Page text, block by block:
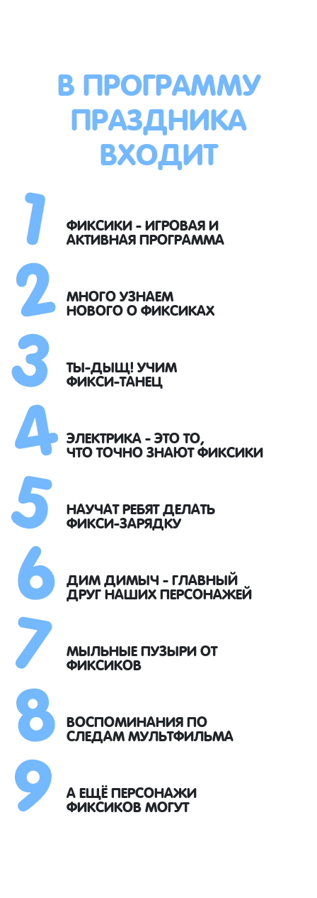
В ПРОГРАММУ
ПРАЗДНИКА
ВХОДИТ
ФИКСИКИ - ИГРОВАЯ И
АКТИВНАЯ ПРОГРАММА
МНОГО УЗНАЕМ
НОВОГО О ФИКСИКАХ
ТЫ-ДЫЩ! УЧИМ
ФИКСИ-ТАНЕЦ
ЭЛЕКТРИКА - ЭТО ТО,
ЧТО ТОЧНО ЗНАЮТ ФИКСИКИ
НАУЧАТ РЕБЯТ ДЕЛАТЬ
ФИКСИ-ЗАРЯДКУ
ДИМ ДИМЫЧ - ГЛАВНЫЙ
ДРУГ НАШИХ ПЕРСОНАЖЕЙ
МЫЛЬНЫЕ ПУЗЫРИ ОТ
ФИКСИКОВ
ВОСПОМИНАНИЯ ПО
СЛЕДАМ МУЛЬТФИЛЬМА
А ЕЩЁ ПЕРСОНАЖИ
ФИКСИКОВ МОГУТ